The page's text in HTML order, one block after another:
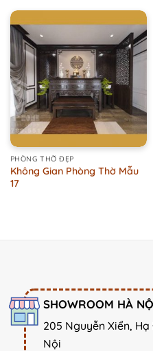
PHÒNG THỜ ĐẸP
Không Gian Phòng Thờ Mẫu
17
SHOWROOM HÀ
205 Nguyễn Xiển,
Nội